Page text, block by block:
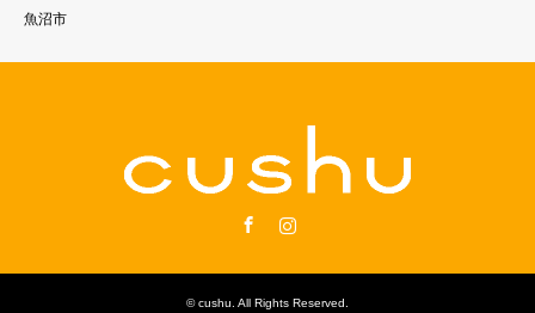
魚沼市
©cushu . All Rights Reserved.